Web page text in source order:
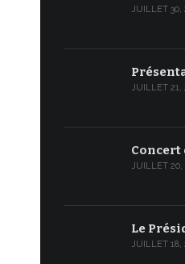
JUILLET 30,
JUILLET 21,
Concert
JUILLET 20,
Le
JUILLET 18,